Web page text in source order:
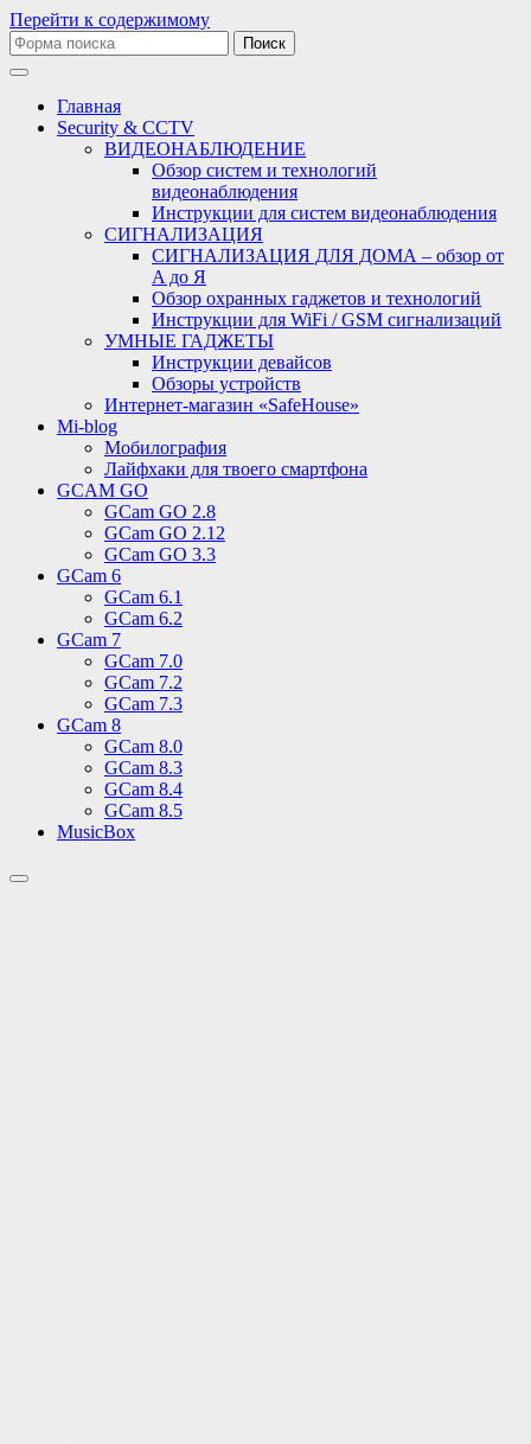
Перейти к содержимому
Поиск:
Главная
Security & CCTV
ВИДЕОНАБЛЮДЕНИЕ
Обзор систем и технологий
видеонаблюдения
Инструкции для систем видеонаблюдения
СИГНАЛИЗАЦИЯ
СИГНАЛИЗАЦИЯ ДЛЯ ДОМА – обзор от
A до Я
Обзор охранных гаджетов и технологий
Инструкции для WiFi / GSM сигнализаций
УМНЫЕ ГАДЖЕТЫ
Инструкции девайсов
Обзоры устройств
Интернет-магазин «SafeHouse»
Mi-blog
Мобилография
Лайфхаки для твоего смартфона
GCAM GO
GCam GO 2.8
GCam GO 2.12
GCam GO 3.3
GCam 6
GCam 6.1
GCam 6.2
GCam 7
GCam 7.0
GCam 7.2
GCam 7.3
GCam 8
GCam 8.0
GCam 8.3
GCam 8.4
GCam 8.5
MusicBox
Переключить